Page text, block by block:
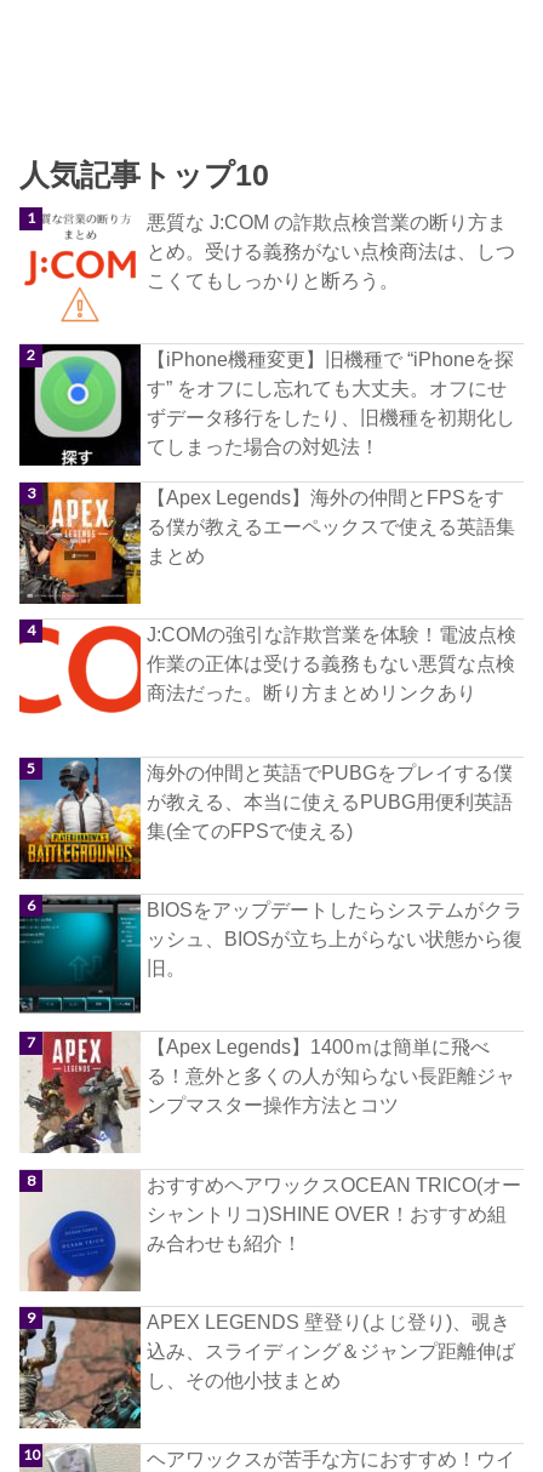
人気記事トップ10
悪質な J:COM の詐欺点検営業の断り方ま
とめ。受ける義務がない点検商法は、しつ
こくてもしっかりと断ろう。
【iPhone機種変更】旧機種で “iPhoneを探
す” をオフにし忘れても大丈夫。オフにせ
ずデータ移行をしたり、旧機種を初期化し
てしまった場合の対処法！
【Apex Legends】海外の仲間とFPSをす
る僕が教えるエーペックスで使える英語集
まとめ
J:COMの強引な詐欺営業を体験！電波点検
作業の正体は受ける義務もない悪質な点検
商法だった。断り方まとめリンクあり
海外の仲間と英語でPUBGをプレイする僕
が教える、本当に使えるPUBG用便利英語
集(全てのFPSで使える)
BIOSをアップデートしたらシステムがクラ
ッシュ、BIOSが立ち上がらない状態から復
旧。
【Apex Legends】1400ｍは簡単に飛べ
る！意外と多くの人が知らない長距離ジャ
ンプマスター操作方法とコツ
おすすめヘアワックスOCEAN TRICO(オー
シャントリコ)SHINE OVER！おすすめ組
み合わせも紹介！
APEX LEGENDS 壁登り(よじ登り)、覗き
込み、スライディング＆ジャンプ距離伸ば
し、その他小技まとめ
ヘアワックスが苦手な方におすすめ！ウイ